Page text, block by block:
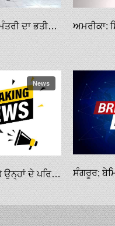
ਉੱਤਰ ਪ੍ਰਦੇਸ਼: ਮੰਤਰੀ ਦਾ ਭਤੀਜਾ ਜਾਨੋਂ ਮਾਰਨ ਦੀ ਕੋਸ਼ਿਸ਼ ਦੇ ਦੋਸ਼ ਹੇਠ ਗ੍ਰਿਫ਼ਤਾਰ
News
ਮੁਕੇਸ਼ ਅੰਬਾਨੀ ਤੇ ਉਨ੍ਹਾਂ ਦੇ ਪਰਿਵਾਰ ਨੂੰ ਜਾਨ ਤੋਂ ਮਾਰਨ ਦੀ ਧਮਕੀ ਦੇਣ ਵਾਲਾ ਬਿਹਾਰ ਤੋਂ ਕਾਬੂ